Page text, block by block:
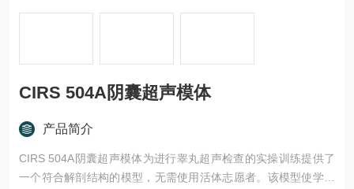
CIRS 504A阴囊超声模体
产品简介
CIRS 504A阴囊超声模体为进行睾丸超声检查的实操训练提供了
一个符合解剖结构的模型，无需使用活体志愿者。该模型使学生